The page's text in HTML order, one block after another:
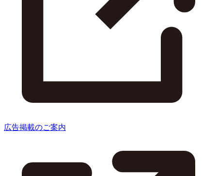
広告掲載のご案内